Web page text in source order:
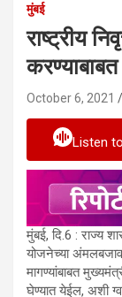
मुंबई
राष्ट्रीय
October 6, 2021
Listen
मुंबई, दि.6 : राज्य
योजनेच्या
मागण्यांबाबत
घेण्यात येईल, अशी